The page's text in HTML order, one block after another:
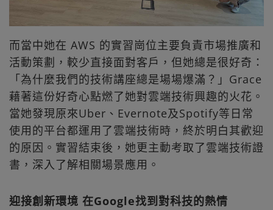
而當中她在 AWS 的實習崗位主要負責市場推廣和
活動策劃，較少直接面對客戶，但她總是很好奇：
「為什麼我們的技術講座總是場場爆滿？」Grace
藉著這份好奇心點燃了她對雲端技術興趣的火花。
當她發現原來Uber、Evernote及Spotify等日常
使用的平台都運用了雲端技術時，終於明白其歡迎
的原因。實習結束後，她更主動考取了雲端技術證
書，深入了解相關場景應用。
迎接創新環境 在Google找到對科技的熱情